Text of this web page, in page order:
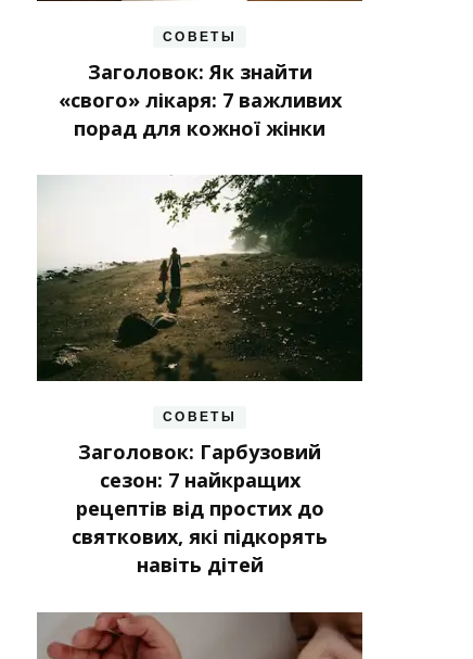
СОВЕТЫ
Заголовок: Як знайти
«свого» лікаря: 7 важливих
порад для кожної жінки
СОВЕТЫ
Заголовок: Гарбузовий
сезон: 7 найкращих
рецептів від простих до
святкових, які підкорять
навіть дітей